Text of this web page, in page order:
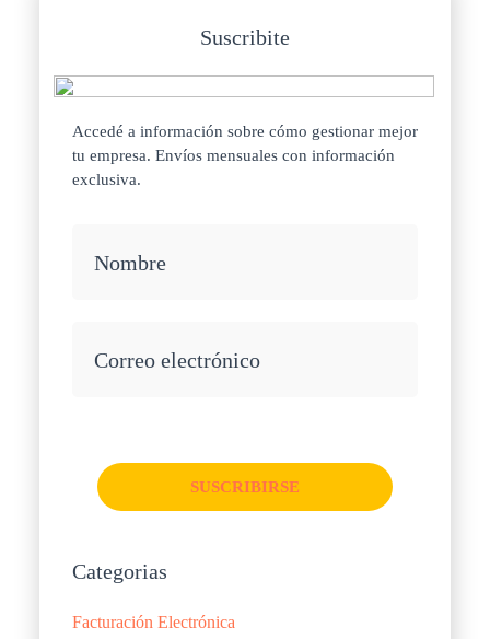
Suscribite
Accedé a información sobre cómo gestionar mejor
tu empresa. Envíos mensuales con información
exclusiva.
Nombre
Correo electrónico
SUSCRIBIRSE
Categorias
Facturación Electrónica